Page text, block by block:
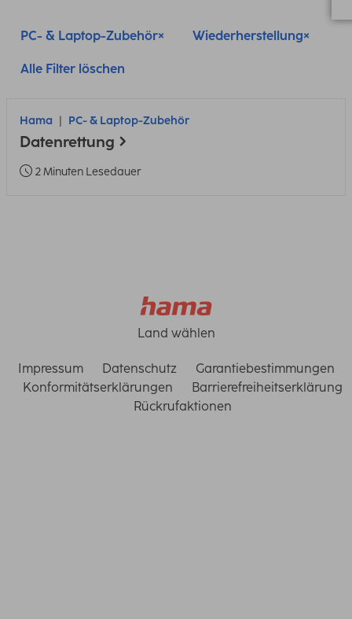
PC- & Laptop-Zubehör Wiederherstellung
Alle Filter löschen
Hama PC- & Laptop-Zubehör
Datenrettung
2 Minuten Lesedauer
Land wählen
Impressum Datenschutz
Garantiebestimmungen
Konformitätserklärungen
Barrierefreiheitserklärung
Rückrufaktionen